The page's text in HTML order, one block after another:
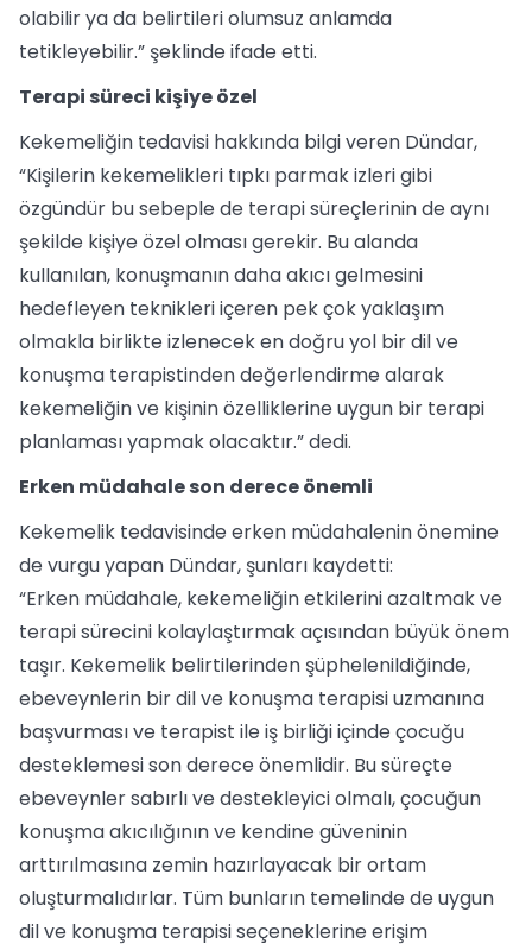
olabilir ya da belirtileri olumsuz anlamda
tetikleyebilir.” şeklinde ifade etti.
Terapi süreci kişiye özel
Kekemeliğin tedavisi hakkında bilgi veren Dündar,
“Kişilerin kekemelikleri tıpkı parmak izleri gibi
özgündür bu sebeple de terapi süreçlerinin de aynı
şekilde kişiye özel olması gerekir. Bu alanda
kullanılan, konuşmanın daha akıcı gelmesini
hedefleyen teknikleri içeren pek çok yaklaşım
olmakla birlikte izlenecek en doğru yol bir dil ve
konuşma terapistinden değerlendirme alarak
kekemeliğin ve kişinin özelliklerine uygun bir terapi
planlaması yapmak olacaktır.” dedi.
Erken müdahale son derece önemli
Kekemelik tedavisinde erken müdahalenin önemine
de vurgu yapan Dündar, şunları kaydetti:
“Erken müdahale, kekemeliğin etkilerini azaltmak ve
terapi sürecini kolaylaştırmak açısından büyük önem
taşır. Kekemelik belirtilerinden şüphelenildiğinde,
ebeveynlerin bir dil ve konuşma terapisi uzmanına
başvurması ve terapist ile iş birliği içinde çocuğu
desteklemesi son derece önemlidir. Bu süreçte
ebeveynler sabırlı ve destekleyici olmalı, çocuğun
konuşma akıcılığının ve kendine güveninin
arttırılmasına zemin hazırlayacak bir ortam
oluşturmalıdırlar. Tüm bunların temelinde de uygun
dil ve konuşma terapisi seçeneklerine erişim